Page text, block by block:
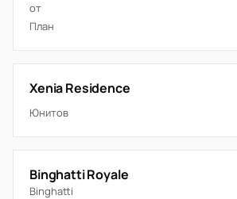
от
План
Xenia Residence
Юнитов
Binghatti Royale
Binghatti